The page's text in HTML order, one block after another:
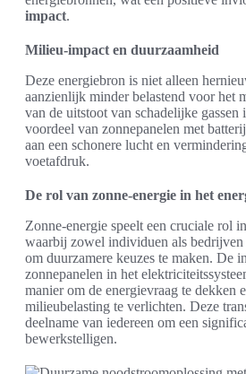
impact.
Milieu-impact en duurzaamheid
Deze energiebron is niet alleen
aanzienlijk minder belastend voor het
van de uitstoot van schadelijke gassen
voordeel van zonnepanelen met
aan een schonere lucht en
voetafdruk.
De rol van zonne-energie in het
Zonne-energie speelt een cruciale rol
waarbij zowel individuen als bedrijven
om duurzamere keuzes te maken. De
zonnepanelen in het
manier om de energievraag te dekken
milieubelasting te verlichten. Deze
deelname van iedereen om een
bewerkstelligen.